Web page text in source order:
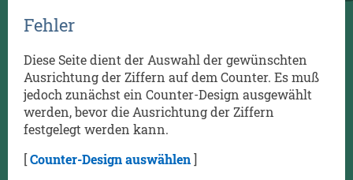
Fehler
Diese Seite dient der Auswahl der gewünschten
Ausrichtung der Ziffern auf dem Counter. Es muß
jedoch zunächst ein Counter-Design ausgewählt
werden, bevor die Ausrichtung der Ziffern
festgelegt werden kann.
[Counter-Design auswählen]